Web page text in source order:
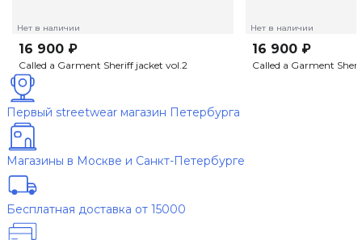
Нет в наличии
16 900 ₽
Called a Garment Sheriff jacket vol.2
Нет в наличии
16 900 ₽
Called a Garment
Первый streetwear магазин Петербурга
Магазины в Москве и Санкт-Петербурге
Бесплатная доставка от 15000